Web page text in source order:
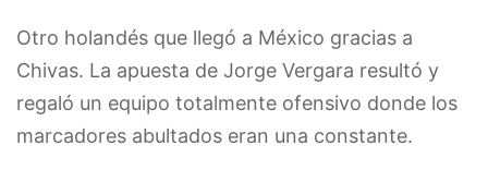
Otro holandés que llegó a México gracias a
Chivas. La apuesta de Jorge Vergara resultó y
regaló un equipo totalmente ofensivo donde los
marcadores abultados eran una constante.